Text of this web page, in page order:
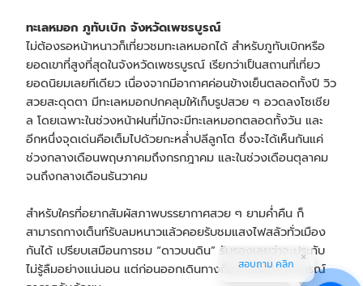
ทะเลหมอก ภูทับเบิก จังหวัดเพชรบูรณ์
ไม่ต้องรอหน้าหนาวก็เที่ยวชมทะเลหมอกได้ สำหรับภูทับเบิกหรือ
ยอดเขาที่สูงที่สุดในจังหวัดเพชรบูรณ์ เรียกว่าเป็นสถานที่เที่ยว
ยอดนิยมเลยทีเดียว เนื่องจากมีอากาศค่อนข้างเย็นตลอดทั้งปี วิว
สวยสะดุดตา มีทะเลหมอกปกคลุมให้เก็บรูปสวย ๆ อวดลงโซเชีย
ล โดยเฉพาะในช่วงหน้าฝนที่มักจะมีทะเลหมอกตลอดทั้งวัน และ
อีกหนึ่งจุดเด่นคือเต็มไปด้วยกะหล่ำปลีลูกโต ซึ่งจะได้เห็นกันแค่
ช่วงกลางเดือนพฤษภาคมถึงกรกฎาคม และในช่วงเดือนตุลาคม
จนถึงกลางเดือนธันวาคม
สำหรับใครที่อยากสัมผัสภาพบรรยากาศสวย ๆ ยามค่ำคืน ก็
สามารถกางเต็นท์รับลมหนาวแล้วคอยรับชมแสงไฟสลัวทั่วเมือง
กันได้ เปรียบเสมือนการชม “ดาวบนดิน” รับรองเลยว่าจะประทับ
ไม่รู้ลืมอย่างแน่นอน แต่ก่อนออกเดินทางก็อย่าลืมเช็กพยากรณ์
สอบถาม คลิก